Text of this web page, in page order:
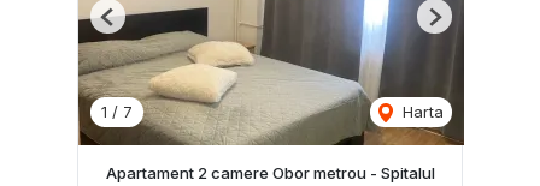
1 / 7 Harta
Previous Next
Apartament 2 camere Obor metrou - Spitalul